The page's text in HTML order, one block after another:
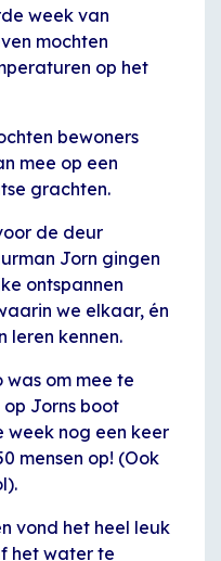
week van
mochten
op het
bewoners
mee op een
grachten.
de deur
Jorn gingen
ontspannen
we elkaar, én
leren kennen.
was om mee te
Jorns boot
week nog een keer
mensen op! (Ook
vond het heel leuk
het water te